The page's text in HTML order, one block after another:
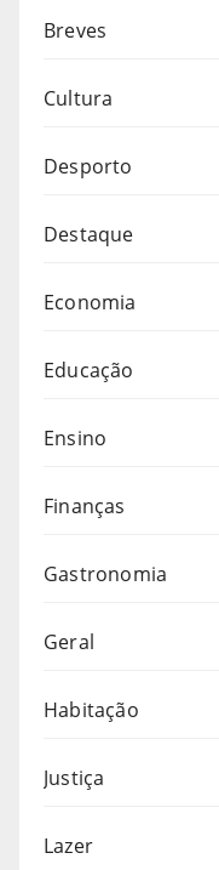
Breves
Cultura
Desporto
Destaque
Economia
Educação
Ensino
Finanças
Gastronomia
Geral
Habitação
Justiça
Lazer